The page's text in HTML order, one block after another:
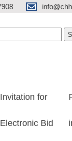
Invitation for
Electronic Bid